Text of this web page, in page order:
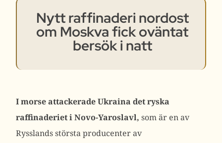
Nytt raffinaderi nordost
om Moskva fick oväntat
bersök i natt
I morse attackerade Ukraina det ryska
raffinaderiet i Novo-Yaroslavl, som är en av
Rysslands största producenter av